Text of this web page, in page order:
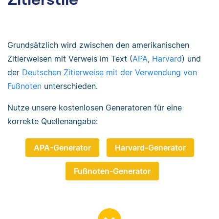
Grundsätzlich wird zwischen den amerikanischen
Zitierweisen mit Verweis im Text (APA, Harvard) und
der Deutschen Zitierweise mit der Verwendung von
Fußnoten unterschieden.
Nutze unsere kostenlosen Generatoren für eine
korrekte Quellenangabe:
APA-Generator Harvard-Generator
Fußnoten-Generator